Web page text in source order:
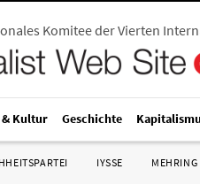
Komitee der Vierten
& Kultur Geschichte
IYSSE MEHRING